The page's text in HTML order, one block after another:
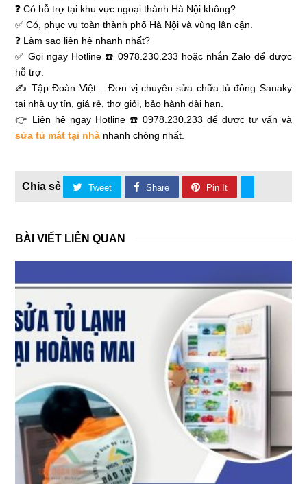
❓ Có hỗ trợ tại khu vực ngoại thành Hà Nội không?
✅ Có, phục vụ toàn thành phố Hà Nội và vùng lân cận.
❓ Làm sao liên hệ nhanh nhất?
✅ Gọi ngay Hotline ☎️ 0978.230.233 hoặc nhắn Zalo để được
hỗ trợ.
✍ Tập Đoàn Việt – Đơn vị chuyên sửa chữa tủ đông Sanaky
tại nhà uy tín, giá rẻ, thợ giỏi, bảo hành dài hạn.
👉 Liên hệ ngay Hotline ☎️ 0978.230.233 để được tư vấn và
sửa tủ mát tại nhà nhanh chóng nhất.
Tweet Share Pin It
BÀI VIẾT LIÊN QUAN